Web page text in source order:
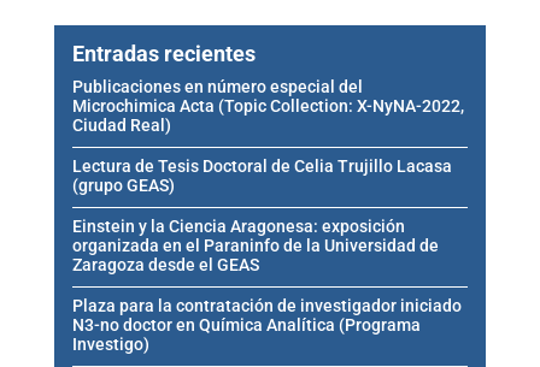
Entradas recientes
Publicaciones en número especial del
Microchimica Acta (Topic Collection: X-NyNA-2022,
Ciudad Real)
Lectura de Tesis Doctoral de Celia Trujillo Lacasa
(grupo GEAS)
Einstein y la Ciencia Aragonesa: exposición
organizada en el Paraninfo de la Universidad de
Zaragoza desde el GEAS
Plaza para la contratación de investigador iniciado
N3-no doctor en Química Analítica (Programa
Investigo)